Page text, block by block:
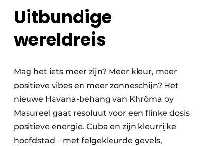
Uitbundige
wereldreis
Mag het iets meer zijn? Meer kleur, meer
positieve vibes en meer zonneschijn? Het
nieuwe Havana-behang van Khrôma by
Masureel gaat resoluut voor een flinke dosis
positieve energie. Cuba en zijn kleurrijke
hoofdstad – met felgekleurde gevels,